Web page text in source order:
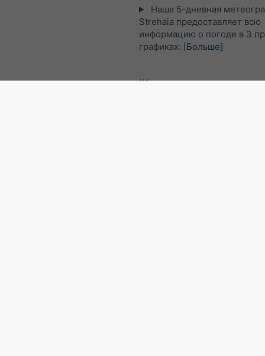
Наша 5-дневная
Strehaia предоставляет всю
информацию о погоде в 3
графиках: [Больше]
Живая спутниковая